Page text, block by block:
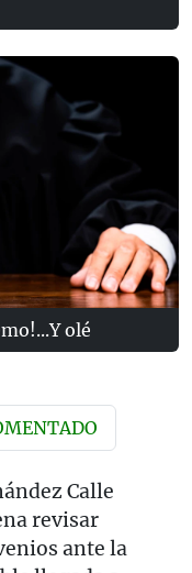
olé
Calle
revisar
ante la